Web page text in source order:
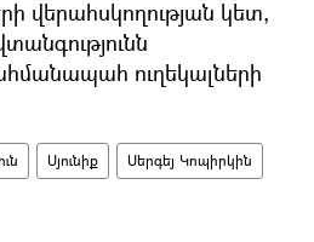
վերահսկողության կետ,
ուղեկալների
Սյունիք Սերգեյ Կոպիրկին